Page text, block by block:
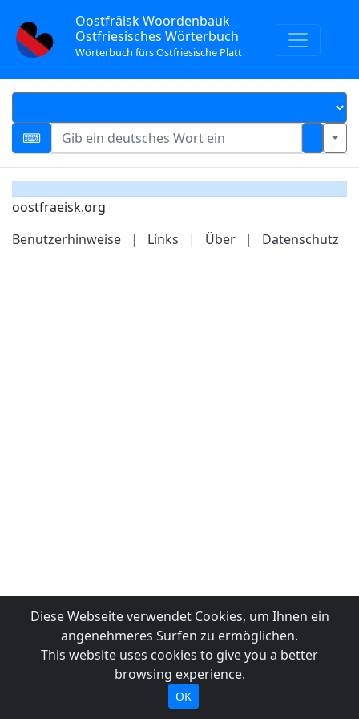
Oostfräisk Woordenbauk
Ostfriesisches Wörterbuch
Wörterbuch fürs Ostfriesische Platt
oostfraeisk.org
Benutzerhinweise
| Links | Über | Datenschutz
Diese Webseite verwendet Cookies, um Ihnen ein
angenehmeres Surfen zu ermöglichen.
This website uses cookies to give you a better
browsing experience.
OK